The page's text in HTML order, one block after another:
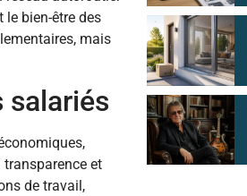
le bien-être des
mais
salariés
et
de travail,